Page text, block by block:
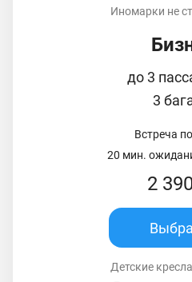
Иномарки не
до 3
3
Встреча
20 мин.
2
Детские